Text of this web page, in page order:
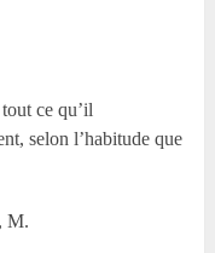
ce qu’il
selon l’habitude que
M.